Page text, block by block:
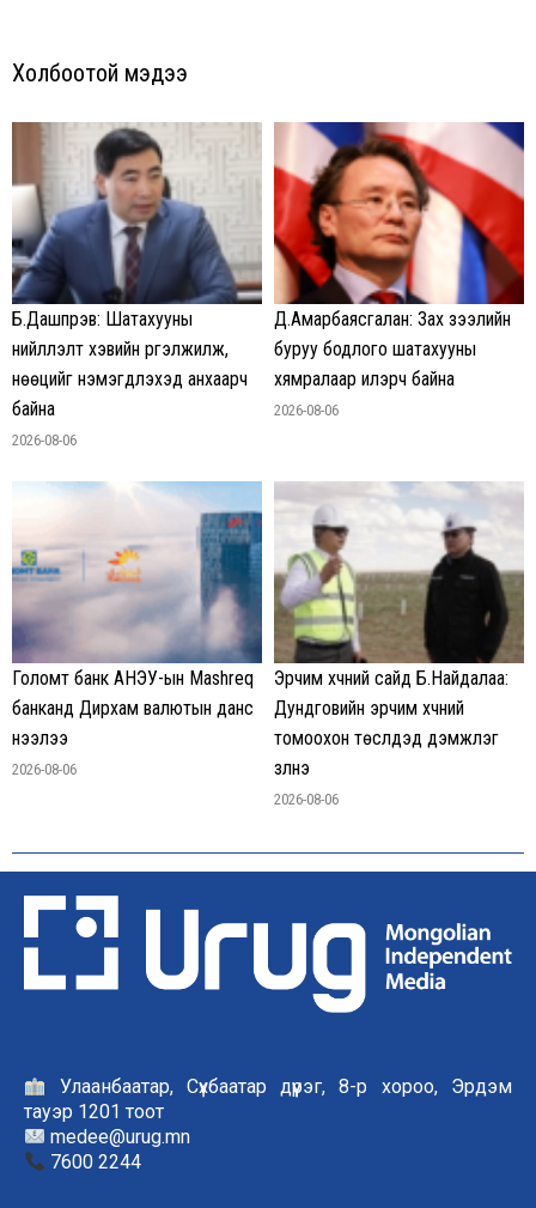
Холбоотой мэдээ
Б.Дашпүрэв: Шатахууны
нийлүүлэлт хэвийн үргэлжилж,
нөөцийг нэмэгдүүлэхэд анхаарч
байна
2026-08-06
Д.Амарбаясгалан: Зах зээлийн
буруу бодлого шатахууны
хямралаар илэрч байна
2026-08-06
Голомт банк АНЭУ-ын Mashreq
банканд Дирхам валютын данс
нээлээ
2026-08-06
Эрчим хүчний сайд Б.Найдалаа:
Дундговийн эрчим хүчний
томоохон төслүүдэд дэмжлэг
үзүүлнэ
2026-08-06
Улаанбаатар, Сүхбаатар дүүрэг, 8-р хороо, Эрдэм
тауэр 1201 тоот
medee@urug.mn
7600 2244